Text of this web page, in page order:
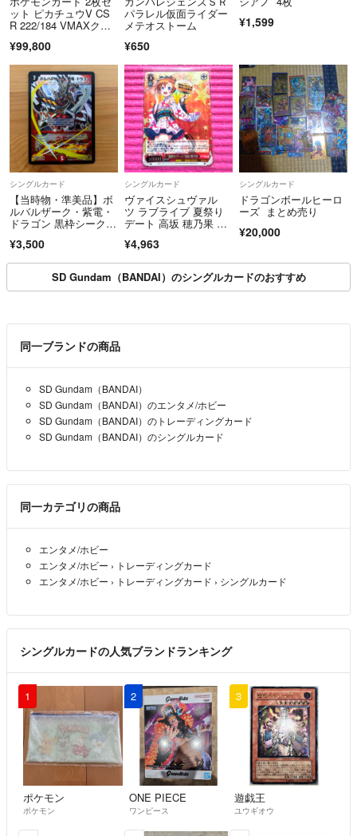
ット ピカチュウV CS
R 222/184 VMAXクラ
0 + ミュウex 347/19
ジャーex 【中古】 326
05K1612
¥99,800
パラレル仮面ライダー
メテオストーム
¥650
¥1,599
シングルカード
【当時物・準美品】ボ
ルバルザーク・紫電・
ドラゴン 黒枠シークレ
Y7）
¥3,500
シングルカード
ヴァイスシュヴァル
ツ ラブライブ 夏祭り
デート 高坂 穂乃果 S
¥4,963
シングルカード
ドラゴンボールヒーロ
ーズ まとめ売り
¥20,000
SD Gundam（BANDAI）のシングルカードのおすすめ
同一ブランドの商品
SD Gundam（BANDAI）
SD Gundam（BANDAI）のエンタメ/ホビー
SD Gundam（BANDAI）のトレーディングカード
SD Gundam（BANDAI）のシングルカード
同一カテゴリの商品
エンタメ/ホビー
エンタメ/ホビー › トレーディングカード
エンタメ/ホビー › トレーディングカード › シングルカード
シングルカードの人気ブランドランキング
1
ポケモン
ポケモン
2
ONE PIECE
ワンピース
3
遊戯王
ユウギオウ